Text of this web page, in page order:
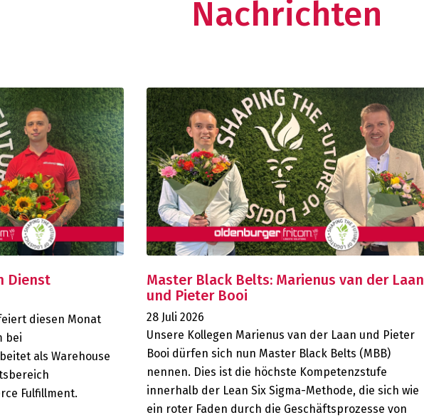
Nachrichten
Dienst
diesen Monat
bei
als Warehouse
Fulfillment.
Master Black Belts: Marienus van der Laan
und Pieter Booi
28 Juli 2026
Unsere Kollegen Marienus van der Laan und Pieter
Booi dürfen sich nun Master Black Belts (MBB)
nennen. Dies ist die höchste Kompetenzstufe
innerhalb der Lean Six Sigma-Methode, die sich wie
ein roter Faden durch die Geschäftsprozesse von